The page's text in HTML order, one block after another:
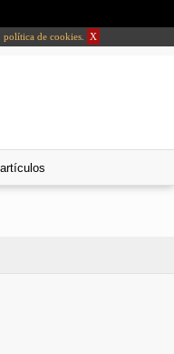
política de cookies X